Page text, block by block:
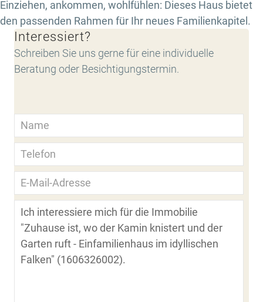
Einziehen, ankommen, wohlfühlen: Dieses Haus bietet
den passenden Rahmen für Ihr neues Familienkapitel.
Interessiert?
Schreiben Sie uns gerne für eine individuelle
Beratung oder Besichtigungstermin.